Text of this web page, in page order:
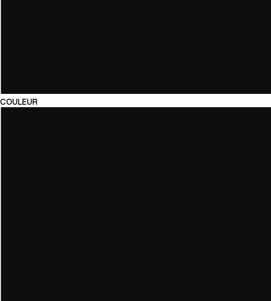
COULEUR